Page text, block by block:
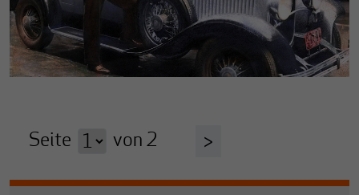
Seite von 2 >